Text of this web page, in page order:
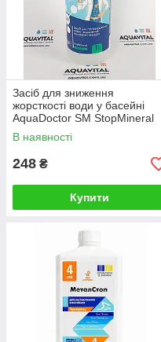
Засіб для зниження
жорсткості води у басейні
AquaDoctor SM StopMineral
(1 л)
В наявності
248 ₴
Купити